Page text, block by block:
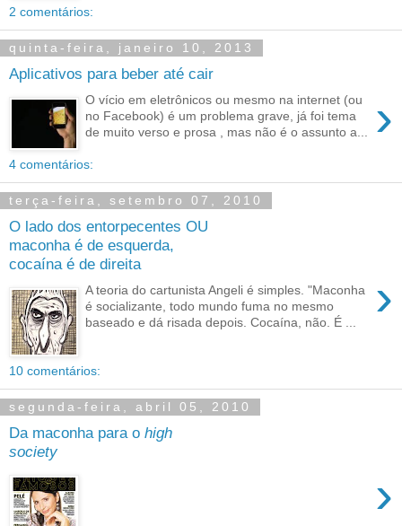
2 comentários:
quinta-feira, janeiro 10, 2013
Aplicativos para beber até cair
›
O vício em eletrônicos ou mesmo na internet (ou
no Facebook) é um problema grave, já foi tema
de muito verso e prosa , mas não é o assunto a...
4 comentários:
terça-feira, setembro 07, 2010
O lado dos entorpecentes OU
maconha é de esquerda,
cocaína é de direita
›
A teoria do cartunista Angeli é simples. "Maconha
é socializante, todo mundo fuma no mesmo
baseado e dá risada depois. Cocaína, não. É ...
10 comentários:
segunda-feira, abril 05, 2010
Da maconha para o high
society
›